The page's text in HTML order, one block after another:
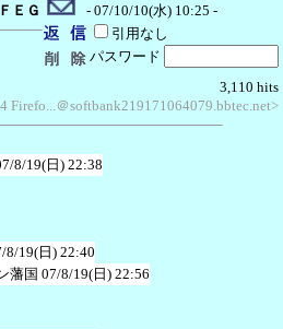
ＥＧ
- 07/10/10(水) 10:25 -
引用なし
パスワード
3,110 hits
Firefo...＠softbank219171064079.bbtec.net>
8/19(日) 22:38
8/19(日) 22:40
藩国 07/8/19(日) 22:56